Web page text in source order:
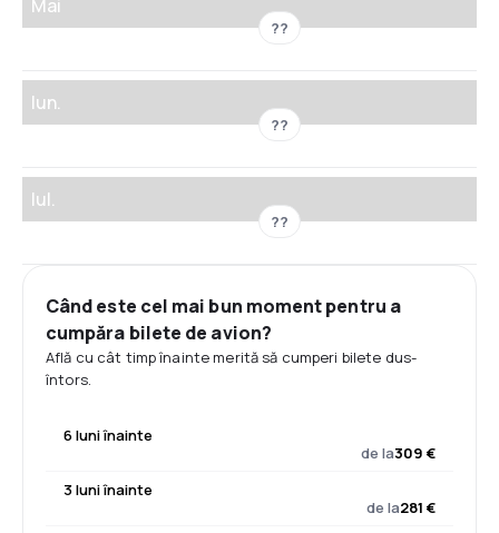
Mai
??
Iun.
??
Iul.
??
Când este cel mai bun moment pentru a
cumpăra bilete de avion?
Află cu cât timp înainte merită să cumperi bilete dus-
întors.
6 luni înainte
de la309 €
3 luni înainte
de la281 €